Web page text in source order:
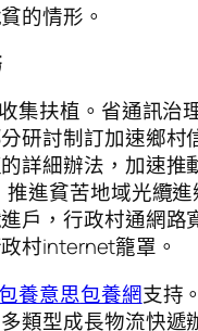
的情形。
集扶植。省通訊治
研討制訂加速鄉村
詳細辦法，加速推
推進貧苦地域光纜
戶，行政村通網路
村internet籠罩。
養意思包養網支持
類型成長物流快遞